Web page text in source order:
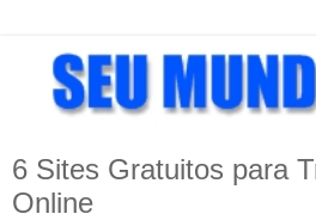
6 Sites Gratuitos para
Online